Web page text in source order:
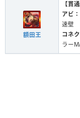
額田王
【貫
アビ：
速壁
コネク
ラー